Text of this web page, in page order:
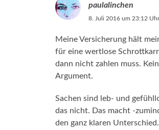
paulalinchen
8. Juli 2016 um 23:12
Meine Versicherung hält
für eine wertlose
dann nicht zahlen muss.
Argument.
Sachen sind leb- und
das nicht. Das macht -
den ganz klaren Unterschied.